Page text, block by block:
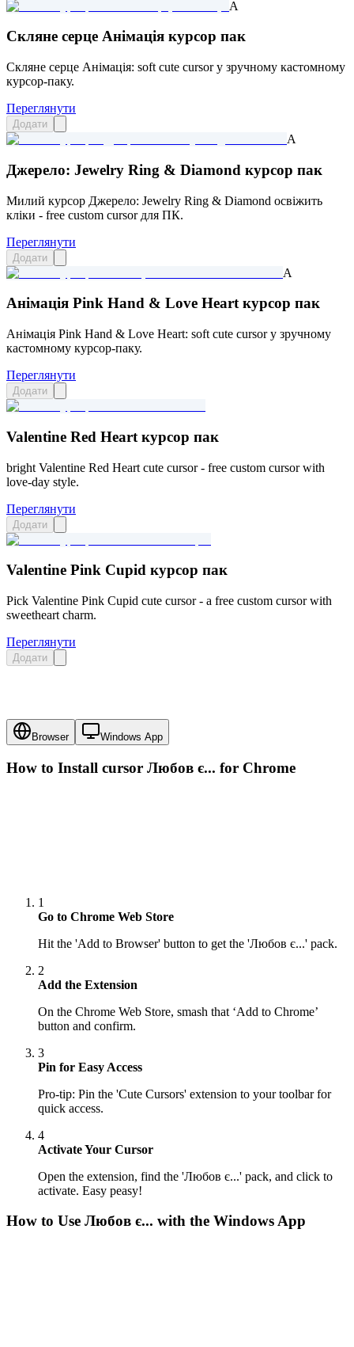
A
Скляне серце Анімація курсор пак
Скляне серце Анімація: soft cute cursor у зручному кастомному
курсор-паку.
Переглянути
Додати
A
Джерело: Jewelry Ring & Diamond курсор пак
Милий курсор Джерело: Jewelry Ring & Diamond освіжить
кліки - free custom cursor для ПК.
Переглянути
Додати
A
Анімація Pink Hand & Love Heart курсор пак
Анімація Pink Hand & Love Heart: soft cute cursor у зручному
кастомному курсор-паку.
Переглянути
Додати
Valentine Red Heart курсор пак
bright Valentine Red Heart cute cursor - free custom cursor with
love-day style.
Переглянути
Додати
Valentine Pink Cupid курсор пак
Pick Valentine Pink Cupid cute cursor - a free custom cursor with
sweetheart charm.
Переглянути
Додати
Browser Windows App
How to Install cursor Любов є... for Chrome
1
Go to Chrome Web Store
Hit the 'Add to Browser' button to get the 'Любов є...' pack.
2
Add the Extension
On the Chrome Web Store, smash that ‘Add to Chrome’
button and confirm.
3
Pin for Easy Access
Pro-tip: Pin the 'Cute Cursors' extension to your toolbar for
quick access.
4
Activate Your Cursor
Open the extension, find the 'Любов є...' pack, and click to
activate. Easy peasy!
How to Use Любов є... with the Windows App